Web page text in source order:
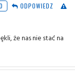
ODPOWIEDZ
że nas nie stać na